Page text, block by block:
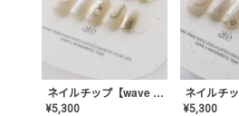
ネイルチップ【wave mirror】AE-CONA-04
¥5,300 ¥5,300